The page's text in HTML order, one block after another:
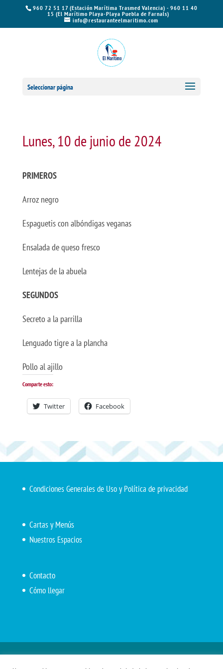
960 72 51 17 (Estación Marítima Trasmed Valencia) - 960 11 40
15 (El Marítimo Playa-Playa Puebla de Farnals)
info@restauranteelmaritimo.com
Seleccionar página
Lunes, 10 de junio de 2024
PRIMEROS
Arroz negro
Espaguetis con albóndigas veganas
Ensalada de queso fresco
Lentejas de la abuela
SEGUNDOS
Secreto a la parrilla
Lenguado tigre a la plancha
Pollo al ajillo
Comparte esto:
Twitter Facebook
Condiciones Generales de Uso y Política de privacidad
Cartas y Menús
Nuestros Espacios
Contacto
Cómo llegar